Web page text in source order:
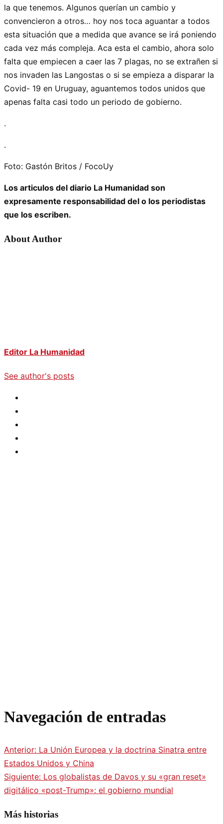
la que tenemos. Algunos querían un cambio y
convencieron a otros… hoy nos toca aguantar a todos
esta situación que a medida que avance se irá poniendo
cada vez más compleja. Aca esta el cambio, ahora solo
falta que empiecen a caer las 7 plagas, no se extrañen si
nos invaden las Langostas o si se empieza a disparar la
Covid- 19 en Uruguay, aguantemos todos unidos que
apenas falta casi todo un periodo de gobierno.
.
.
Foto: Gastón Britos / FocoUy
Los articulos del diario La Humanidad son
expresamente responsabilidad del o los periodistas
que los escriben.
About Author
Editor La Humanidad
See author's posts
Navegación de entradas
Anterior: La Unión Europea y la doctrina Sinatra entre
Estados Unidos y China
Siguiente: Los globalistas de Davos y su «gran reset»
digitálico «post-Trump»: el gobierno mundial
Más historias